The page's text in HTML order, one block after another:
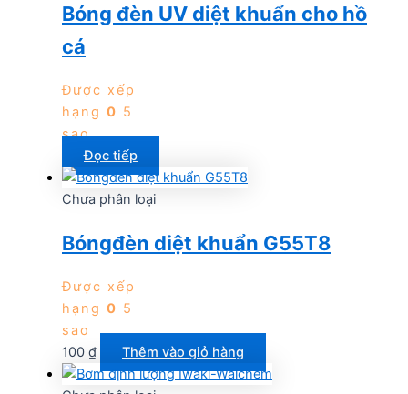
Bóng đèn UV diệt khuẩn cho hồ
cá
Được xếp
hạng 0 5
sao
Đọc tiếp
Chưa phân loại
Bóngđèn diệt khuẩn G55T8
Được xếp
hạng 0 5
sao
100 ₫ Thêm vào giỏ hàng